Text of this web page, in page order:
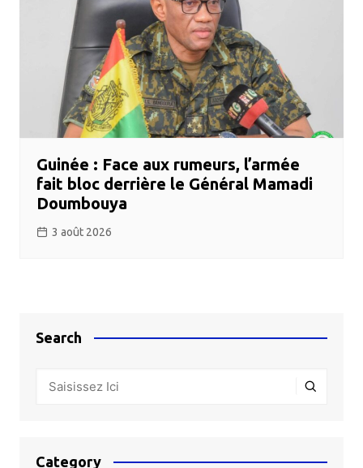
Guinée : Face aux rumeurs, l’armée
fait bloc derrière le Général Mamadi
Doumbouya
3 août 2026
Search
Category